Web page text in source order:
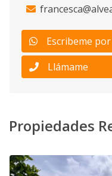
Escribeme
Llámame
Propiedades